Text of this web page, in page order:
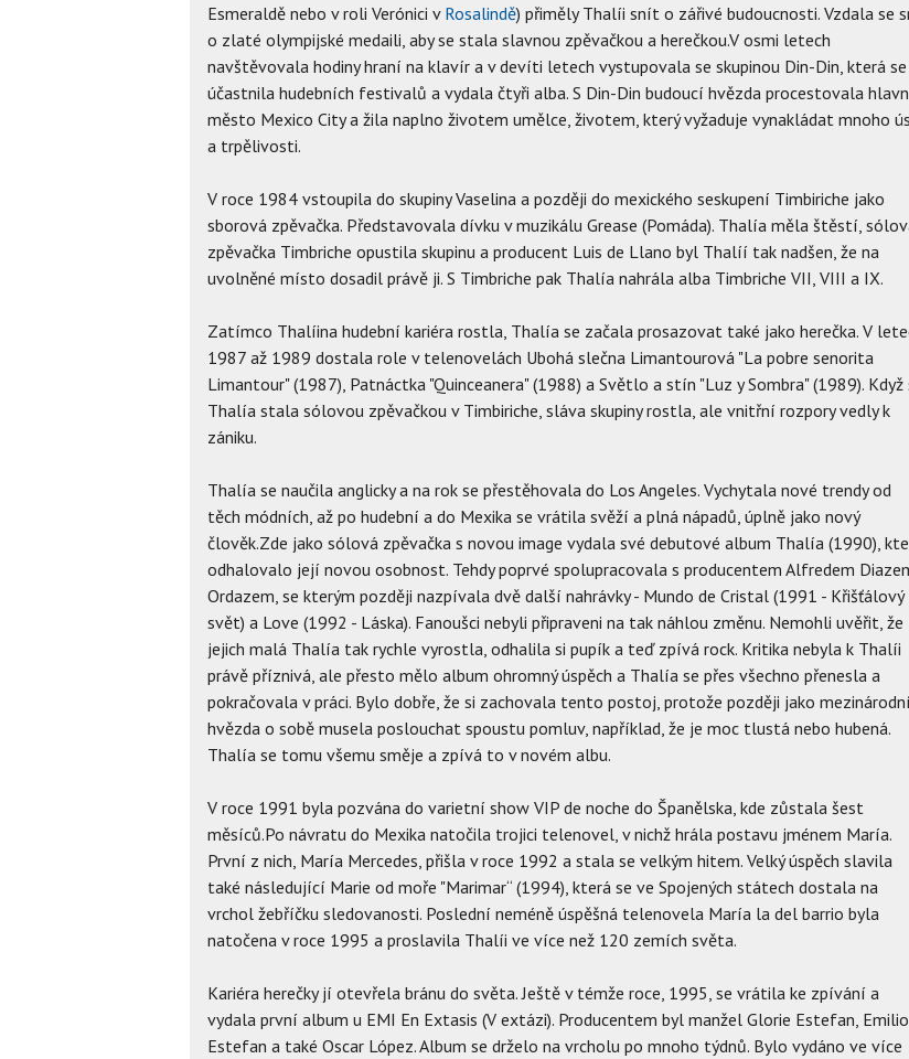
Esmeraldě nebo v roli Verónici v Rosalindě) přiměly Thalíi snít o zářivé budoucnosti. Vzdala se
o zlaté olympijské medaili, aby se stala slavnou zpěvačkou a herečkou.V osmi letech
navštěvovala hodiny hraní na klavír a v devíti letech vystupovala se skupinou Din-Din, která se
účastnila hudebních festivalů a vydala čtyři alba. S Din-Din budoucí hvězda procestovala
město Mexico City a žila naplno životem umělce, životem, který vyžaduje vynakládat mnoho
a trpělivosti.
V roce 1984 vstoupila do skupiny Vaselina a později do mexického seskupení Timbiriche jako
sborová zpěvačka. Představovala dívku v muzikálu Grease (Pomáda). Thalía měla štěstí,
zpěvačka Timbriche opustila skupinu a producent Luis de Llano byl Thalíí tak nadšen, že na
uvolněné místo dosadil právě ji. S Timbriche pak Thalía nahrála alba Timbriche VII, VIII a IX.
Zatímco Thalíina hudební kariéra rostla, Thalía se začala prosazovat také jako herečka. V
1987 až 1989 dostala role v telenovelách Ubohá slečna Limantourová "La pobre senorita
Limantour" (1987), Patnáctka "Quinceanera" (1988) a Světlo a stín "Luz y Sombra" (1989). Když
Thalía stala sólovou zpěvačkou v Timbiriche, sláva skupiny rostla, ale vnitřní rozpory vedly k
zániku.
Thalía se naučila anglicky a na rok se přestěhovala do Los Angeles. Vychytala nové trendy od
těch módních, až po hudební a do Mexika se vrátila svěží a plná nápadů, úplně jako nový
člověk.Zde jako sólová zpěvačka s novou image vydala své debutové album Thalía (1990),
odhalovalo její novou osobnost. Tehdy poprvé spolupracovala s producentem Alfredem
Ordazem, se kterým později nazpívala dvě další nahrávky - Mundo de Cristal (1991 - Křišťálový
svět) a Love (1992 - Láska). Fanoušci nebyli připraveni na tak náhlou změnu. Nemohli uvěřit, že
jejich malá Thalía tak rychle vyrostla, odhalila si pupík a teď zpívá rock. Kritika nebyla k Thalíi
právě příznivá, ale přesto mělo album ohromný úspěch a Thalía se přes všechno přenesla a
pokračovala v práci. Bylo dobře, že si zachovala tento postoj, protože později jako mezinárodní
hvězda o sobě musela poslouchat spoustu pomluv, například, že je moc tlustá nebo hubená.
Thalía se tomu všemu směje a zpívá to v novém albu.
V roce 1991 byla pozvána do varietní show VIP de noche do Španělska, kde zůstala šest
měsíců.Po návratu do Mexika natočila trojici telenovel, v nichž hrála postavu jménem María.
První z nich, María Mercedes, přišla v roce 1992 a stala se velkým hitem. Velký úspěch slavila
také následující Marie od moře "Marimar“ (1994), která se ve Spojených státech dostala na
vrchol žebříčku sledovanosti. Poslední neméně úspěšná telenovela María la del barrio byla
natočena v roce 1995 a proslavila Thalíi ve více než 120 zemích světa.
Kariéra herečky jí otevřela bránu do světa. Ještě v témže roce, 1995, se vrátila ke zpívání a
vydala první album u EMI En Extasis (V extázi). Producentem byl manžel Glorie Estefan, Emilio
Estefan a také Oscar López. Album se drželo na vrcholu po mnoho týdnů. Bylo vydáno ve více